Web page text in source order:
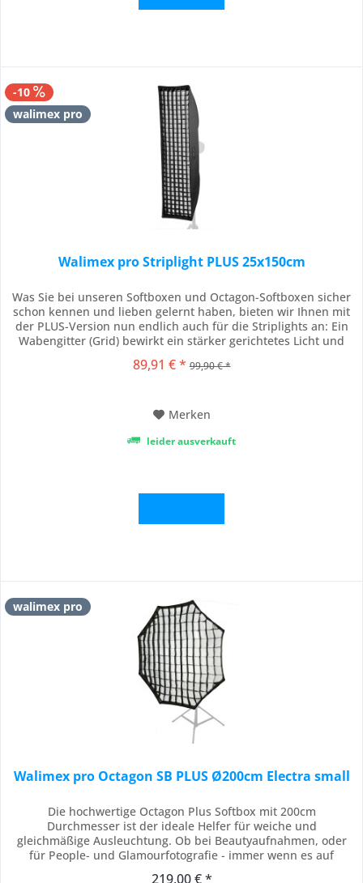
-10
walimex pro
Walimex pro Striplight PLUS 25x150cm
Was Sie bei unseren Softboxen und Octagon-Softboxen sicher
schon kennen und lieben gelernt haben, bieten wir Ihnen mit
der PLUS-Version nun endlich auch für die Striplights an: Ein
Wabengitter (Grid) bewirkt ein stärker gerichtetes Licht und
Perfektion für Ihre Ausleuchtung und Bilder. Das hochwertige
89,91 € * 99,90 € *
Merken
leider ausverkauft
walimex pro
Walimex pro Octagon SB PLUS Ø200cm Electra small
Die hochwertige Octagon Plus Softbox mit 200cm
Durchmesser ist der ideale Helfer für weiche und
gleichmäßige Ausleuchtung. Ob bei Beautyaufnahmen, oder
für People- und Glamourfotografie - immer wenn es auf
219,00 € *